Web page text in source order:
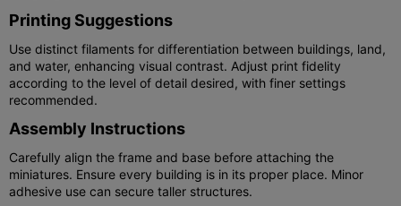
Printing Suggestions
Use distinct filaments for differentiation between buildings, land,
and water, enhancing visual contrast. Adjust print fidelity
according to the level of detail desired, with finer settings
recommended.
Assembly Instructions
Carefully align the frame and base before attaching the
miniatures. Ensure every building is in its proper place. Minor
adhesive use can secure taller structures.